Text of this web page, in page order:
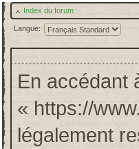
Index du forum
Langue:
En accédant
« https://
légalement